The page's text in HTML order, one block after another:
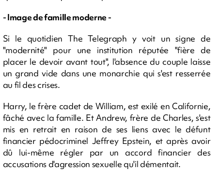
- Image de famille moderne -
Si le quotidien The Telegraph y voit un signe de
"modernité" pour une institution réputée "fière de
placer le devoir avant tout", l'absence du couple laisse
un grand vide dans une monarchie qui s'est resserrée
au fil des crises.
Harry, le frère cadet de William, est exilé en Californie,
fâché avec la famille. Et Andrew, frère de Charles, s'est
mis en retrait en raison de ses liens avec le défunt
financier pédocriminel Jeffrey Epstein, et après avoir
dû lui-même régler par un accord financier des
accusations d'agression sexuelle qu'il démentait.